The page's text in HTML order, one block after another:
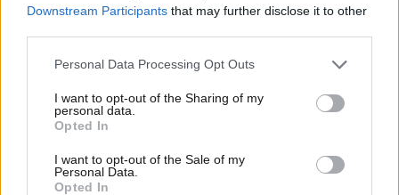
Downstream Participants that may further disclose it to other
Please note that this website/app uses one or more Google
not limited to your visit or usage behaviour. You may click to
grant or deny consent to Google and its third-party tags to
use your data for below specified purposes in below Google
consent section.
Personal Data Processing Opt Outs
I want to opt-out of the Sharing of my
personal data.
Opted In
I want to opt-out of the Sale of my
Personal Data.
Opted In
Ο πρίγκιπας Χάρι σήκωσε λευκή σημαία στην
οικογενειακή κόντρα: Η κίνηση που αρνείται να